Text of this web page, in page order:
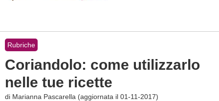
Rubriche
Coriandolo: come utilizzarlo
nelle tue ricette
di Marianna Pascarella (aggiornata il 01-11-2017)